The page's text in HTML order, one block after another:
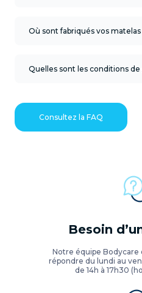
Où sont fabriqués vos matelas
Quelles sont les conditions de
Consultez la FAQ
Besoin
Notre équipe Bodycare
répondre du lundi au
de 14h à 17h30